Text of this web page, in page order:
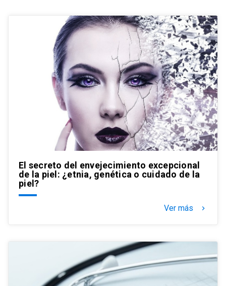
El secreto del envejecimiento excepcional
de la piel: ¿etnia, genética o cuidado de la
piel?
Ver más keyboard_arrow_right